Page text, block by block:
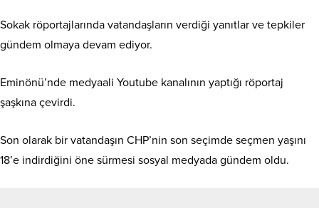
Sokak röportajlarında vatandaşların verdiği yanıtlar ve tepkiler
gündem olmaya devam ediyor.
Eminönü’nde medyaali Youtube kanalının yaptığı röportaj
şaşkına çevirdi.
Son olarak bir vatandaşın CHP’nin son seçimde seçmen yaşını
18’e indirdiğini öne sürmesi sosyal medyada gündem oldu.